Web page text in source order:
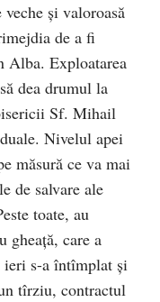
și valoroasă
de a fi
Exploatarea
dea drumul la
Sf. Mihail
Nivelul apei
măsură ce va mai
de salvare ale
toate, au
gheață, care a
ieri s-a întîmplat și
tîrziu, contractul